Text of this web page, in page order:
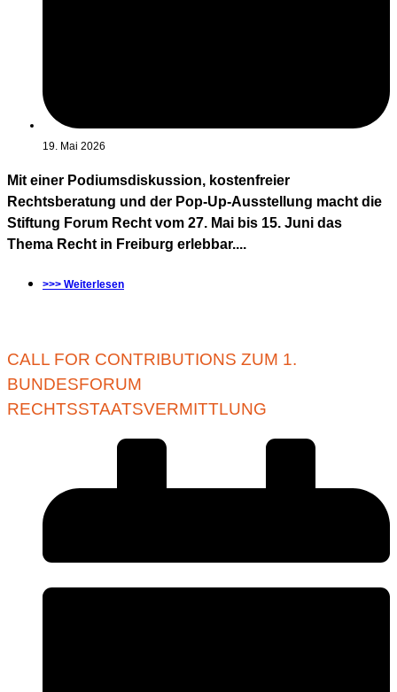
19. Mai 2026
Mit einer Podiumsdiskussion, kostenfreier
Rechtsberatung und der Pop-Up-Ausstellung macht die
Stiftung Forum Recht vom 27. Mai bis 15. Juni das
Thema Recht in Freiburg erlebbar....
>>> Weiterlesen
CALL FOR CONTRIBUTIONS ZUM 1.
BUNDESFORUM
RECHTSSTAATSVERMITTLUNG